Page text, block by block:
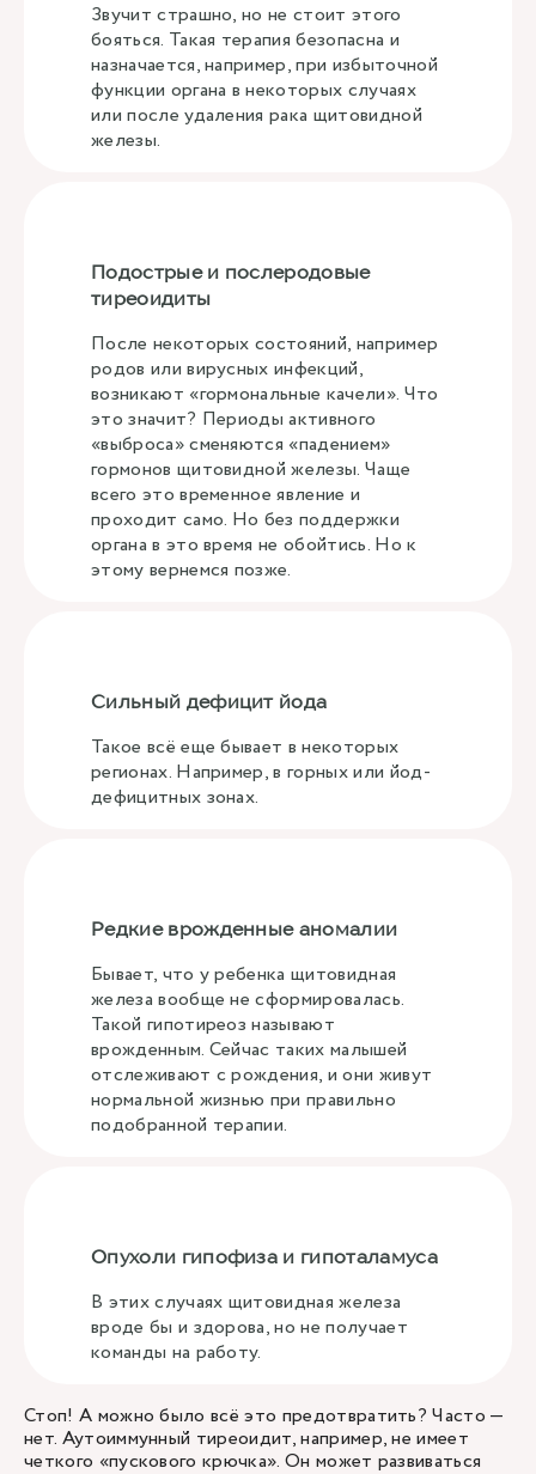
Звучит страшно, но не стоит этого
бояться. Такая терапия безопасна и
назначается, например, при избыточной
функции органа в некоторых случаях
или после удаления рака щитовидной
железы.
Подострые и послеродовые
тиреоидиты
После некоторых состояний, например
родов или вирусных инфекций,
возникают «гормональные качели». Что
это значит? Периоды активного
«выброса» сменяются «падением»
гормонов щитовидной железы. Чаще
всего это временное явление и
проходит само. Но без поддержки
органа в это время не обойтись. Но к
этому вернемся позже.
Сильный дефицит йода
Такое всё еще бывает в некоторых
регионах. Например, в горных или йод-
дефицитных зонах.
Редкие врожденные аномалии
Бывает, что у ребенка щитовидная
железа вообще не сформировалась.
Такой гипотиреоз называют
врожденным. Сейчас таких малышей
отслеживают с рождения, и они живут
нормальной жизнью при правильно
подобранной терапии.
Опухоли гипофиза и гипоталамуса
В этих случаях щитовидная железа
вроде бы и здорова, но не получает
команды на работу.
Стоп! А можно было всё это предотвратить? Часто —
нет. Аутоиммунный тиреоидит, например, не имеет
четкого «пускового крючка». Он может развиваться